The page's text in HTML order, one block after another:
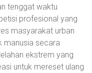
tenggat waktu
profesional yang
masyarakat urban
manusia secara
ekstrem yang
untuk mereset ulang